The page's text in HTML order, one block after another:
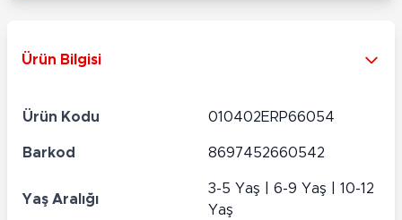
Ürün Bilgisi
Ürün Kodu 010402ERP66054
Barkod 8697452660542
Yaş Aralığı
3-5 Yaş | 6-9 Yaş | 10-12
Yaş